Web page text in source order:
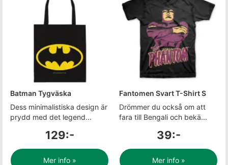
Batman Tygväska
Dess minimalistiska design är
prydd med det legend...
129:-
Mer info »
Fantomen Svart T-Shirt S
Drömmer du också om att
fara till Bengali och bekä...
39:-
Mer info »